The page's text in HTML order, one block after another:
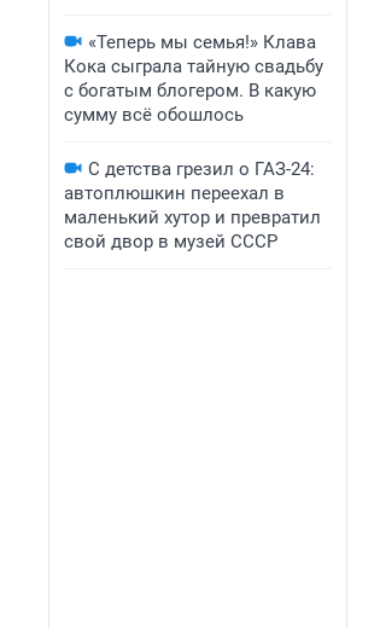
«Теперь мы семья!» Клава
Кока сыграла тайную свадьбу
с богатым блогером. В какую
сумму всё обошлось
С детства грезил о ГАЗ-24:
автоплюшкин переехал в
маленький хутор и превратил
свой двор в музей СССР